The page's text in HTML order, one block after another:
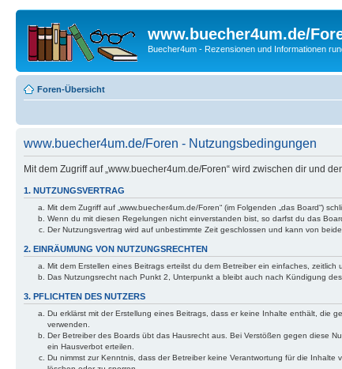
www.buecher4um.de/
Buecher4um - Rezensionen und Informationen
Foren-Übersicht
www.buecher4um.de/Foren - Nutzungsbedingungen
Mit dem Zugriff auf „www.buecher4um.de/Foren“ wird zwischen dir und
1. NUTZUNGSVERTRAG
Mit dem Zugriff auf „www.buecher4um.de/Foren“ (im Folgenden „das Board“)
Wenn du mit diesen Regelungen nicht einverstanden bist, so darfst du das
Der Nutzungsvertrag wird auf unbestimmte Zeit geschlossen und kann von
2. EINRÄUMUNG VON NUTZUNGSRECHTEN
Mit dem Erstellen eines Beitrags erteilst du dem Betreiber ein einfaches,
Das Nutzungsrecht nach Punkt 2, Unterpunkt a bleibt auch nach Kündigung
3. PFLICHTEN DES NUTZERS
Du erklärst mit der Erstellung eines Beitrags, dass er keine Inhalte enthält, die
verwenden.
Der Betreiber des Boards übt das Hausrecht aus. Bei Verstößen gegen diese
ein Hausverbot erteilen.
Du nimmst zur Kenntnis, dass der Betreiber keine Verantwortung für die